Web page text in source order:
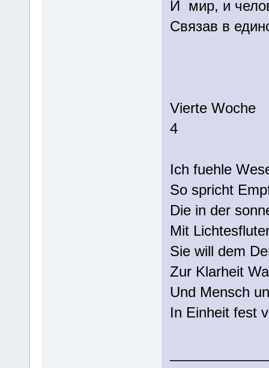
И мир, и
Связав в
Vierte Woche
4 (25.
Ich fuehle
So spricht
Die in der
Mit
Sie will dem
Zur Klarheit
Und Mensch
In Einheit fest